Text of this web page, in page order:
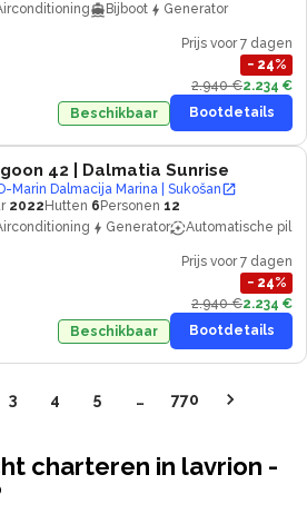
Bijboot Generator
Prijs voor 7 dagen
− 24%
2.940 €2.234 €
Beschikbaar
Bootdetails
42 | Dalmatia Sunrise
Marin Dalmacija Marina | Sukošan
2022 Hutten 6 Personen 12
Generator Automatische
Prijs voor 7 dagen
− 24%
2.940 €2.234 €
Beschikbaar
Bootdetails
3 4 5 … 770
charteren in lavrion -